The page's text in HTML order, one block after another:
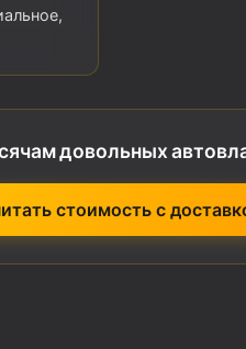
довольных
стоимость с